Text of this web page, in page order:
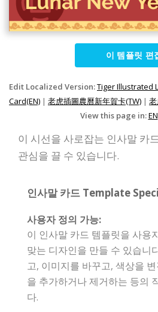
이 템플릿 편
Edit Localized Version:Tiger Illustrated
Card(EN) | 老虎插圖農曆新年賀卡(TW) |
View this page in:EN
이 시선을 사로잡는 인사말 카
관심을 끌 수 있습니다.
인사말 카드 Template
사용자 정의 가능:
이 인사말 카드 템플릿을 사용
맞는 디자인을 만들 수 있습니
고, 이미지를 바꾸고, 색상을
을 추가하거나 제거하는 등의
다.